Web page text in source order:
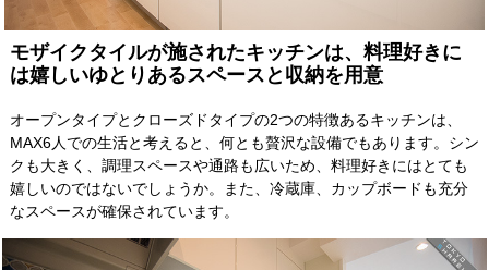
モザイクタイルが施されたキッチンは、料理好きに
は嬉しいゆとりあるスペースと収納を用意
オープンタイプとクローズドタイプの2つの特徴あるキッチンは、
MAX6人での生活と考えると、何とも贅沢な設備でもあります。シン
クも大きく、調理スペースや通路も広いため、料理好きにはとても
嬉しいのではないでしょうか。また、冷蔵庫、カップボードも充分
なスペースが確保されています。